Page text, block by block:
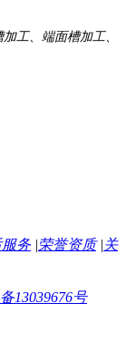
工、端面槽加工、
务|荣誉资质|关
13039676号